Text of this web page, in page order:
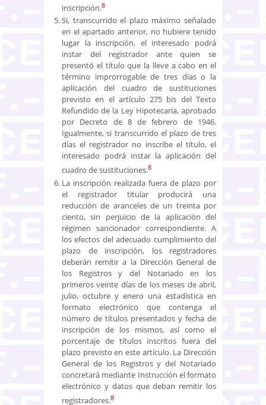
inscripción.8
Si, transcurrido el plazo máximo señalado
en el apartado anterior, no hubiere tenido
lugar la inscripción, el interesado podrá
instar del registrador ante quien se
presentó el título que la lleve a cabo en el
término improrrogable de tres días o la
aplicación del cuadro de sustituciones
previsto en el artículo 275 bis del Texto
Refundido de la Ley Hipotecaria, aprobado
por Decreto de 8 de febrero de 1946.
Igualmente, si transcurrido el plazo de tres
días el registrador no inscribe el título, el
interesado podrá instar la aplicación del
cuadro de sustituciones.8
La inscripción realizada fuera de plazo por
el registrador titular producirá una
reducción de aranceles de un treinta por
ciento, sin perjuicio de la aplicación del
régimen sancionador correspondiente. A
los efectos del adecuado cumplimiento del
plazo de inscripción, los registradores
deberán remitir a la Dirección General de
los Registros y del Notariado en los
primeros veinte días de los meses de abril,
julio, octubre y enero una estadística en
formato electrónico que contenga el
número de títulos presentados y fecha de
inscripción de los mismos, así como el
porcentaje de títulos inscritos fuera del
plazo previsto en este artículo. La Dirección
General de los Registros y del Notariado
concretará mediante Instrucción el formato
electrónico y datos que deban remitir los
registradores.8